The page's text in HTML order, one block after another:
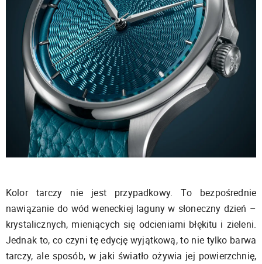
Kolor tarczy nie jest przypadkowy. To bezpośrednie
nawiązanie do wód weneckiej laguny w słoneczny dzień –
krystalicznych, mieniących się odcieniami błękitu i zieleni.
Jednak to, co czyni tę edycję wyjątkową, to nie tylko barwa
tarczy, ale sposób, w jaki światło ożywia jej powierzchnię,